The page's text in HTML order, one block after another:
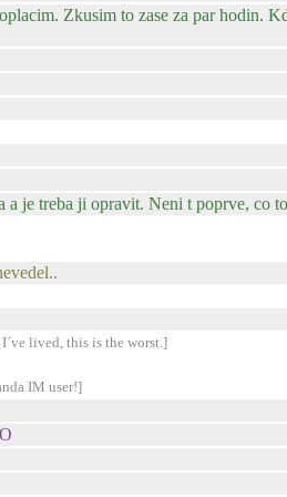
Zkusim to zase za par hodin.
a je treba ji opravit. Neni t poprve, co
lived, this is the worst.]
IM user!]